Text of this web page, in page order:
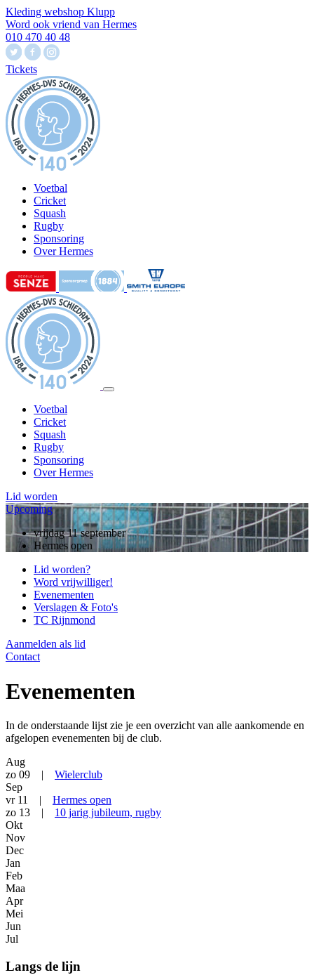
Kleding webshop Klupp
Word ook vriend van Hermes
010 470 40 48
Tickets
Voetbal
Cricket
Squash
Rugby
Sponsoring
Over Hermes
Voetbal
Cricket
Squash
Rugby
Sponsoring
Over Hermes
Lid worden
Upcoming
vrijdag 11 september
Hermes open
Lid worden?
Word vrijwilliger!
Evenementen
Verslagen & Foto's
TC Rijnmond
Aanmelden als lid
Contact
Evenementen
In de onderstaande lijst zie je een overzicht van alle aankomende en
afgelopen evenementen bij de club.
Aug
zo 09 | Wielerclub
Sep
vr 11
| Hermes open
zo 13 | 10 jarig jubileum, rugby
Okt
Nov
Dec
Jan
Feb
Maa
Apr
Mei
Jun
Jul
Langs de lijn